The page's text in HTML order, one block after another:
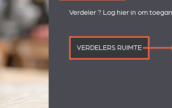
Verdeler ? Log hier in om
VERDELERS RUIMTE